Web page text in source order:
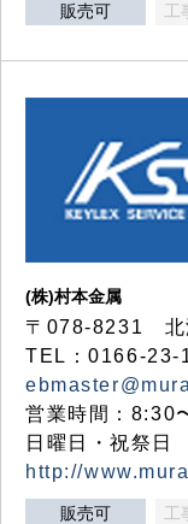
販売可 工
(株)村本金属
〒078-8231 北
TEL：0166-23-
営業時間：8:30
日曜日・祝祭日
http://
販売可 工